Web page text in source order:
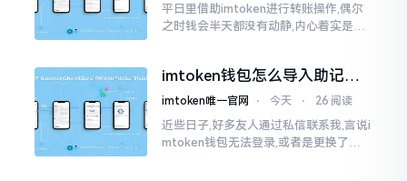
平日里借助imtoken进行转账操作,偶尔
之时钱会半天都没有动静,内心着实是挺
这个东西呢
imtoken钱包怎么导入助记
词？手把手教你找回资产
imtoken唯一官网 ⋅ 今天 ⋅ 26 阅读
近些日子,好多友人通过私信联系我,言说i
mtoken钱包无法登录,或者是更换了手